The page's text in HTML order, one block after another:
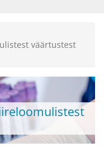
väärtustest